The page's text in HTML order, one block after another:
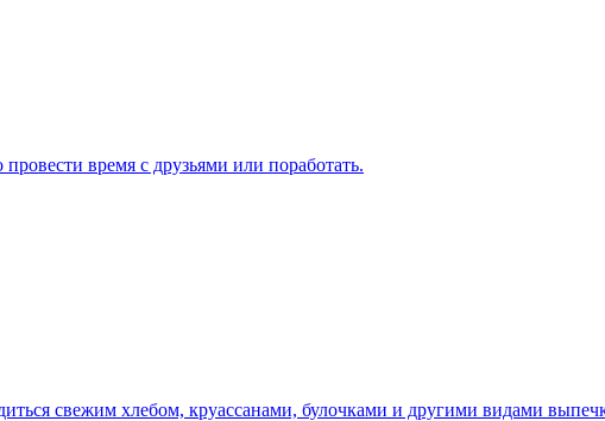
время с друзьями или поработать.
свежим хлебом, круассанами, булочками и другими видами